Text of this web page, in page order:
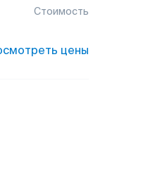
Стоимость
цены